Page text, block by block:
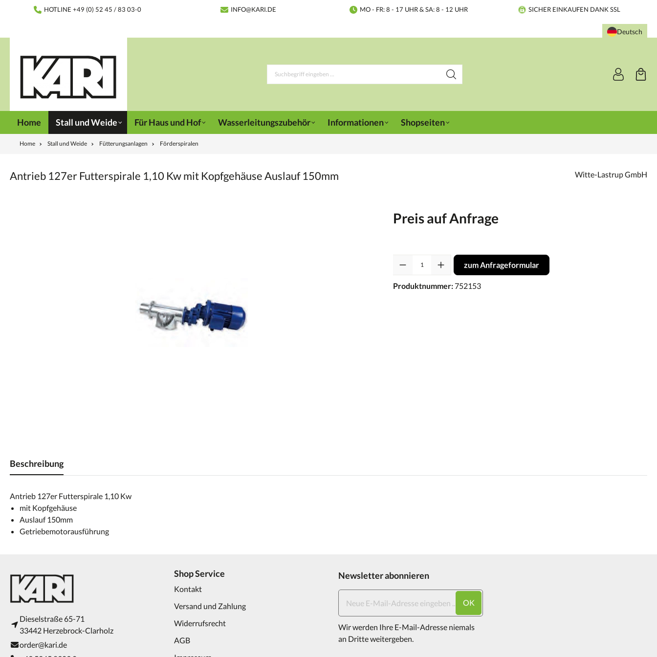
springenHOTLINE +49 (0) 52 45 / 83 03-0 INFO@KARI.DE MO - FR: 8 - 17 UHR & SA: 8 - 12 UHR SICHER EINKAUFEN DANK SSL
Deutsch
Home Stall und Weide Für Haus und Hof Wasserleitungszubehör Informationen Shopseiten
Home Stall und Weide Fütterungsanlagen Förderspiralen
Antrieb 127er Futterspirale 1,10 Kw mit Kopfgehäuse Auslauf 150mm Witte-Lastrup GmbH
Preis auf Anfrage
zum Anfrageformular
Produktnummer: 752153
Beschreibung
Antrieb 127er Futterspirale 1,10 Kw
mit Kopfgehäuse
Auslauf 150mm
Getriebemotorausführung
Dieselstraße 65-71
33442 Herzebrock-Clarholz
order@kari.de
Shop Service
Kontakt
Versand und Zahlung
Widerrufsrecht
AGB
Newsletter abonnieren
OK
Wir werden Ihre E-Mail-Adresse niemals
an Dritte weitergeben.